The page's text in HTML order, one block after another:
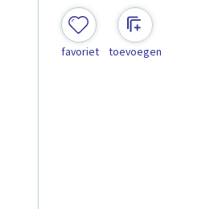
favoriet toevoegen